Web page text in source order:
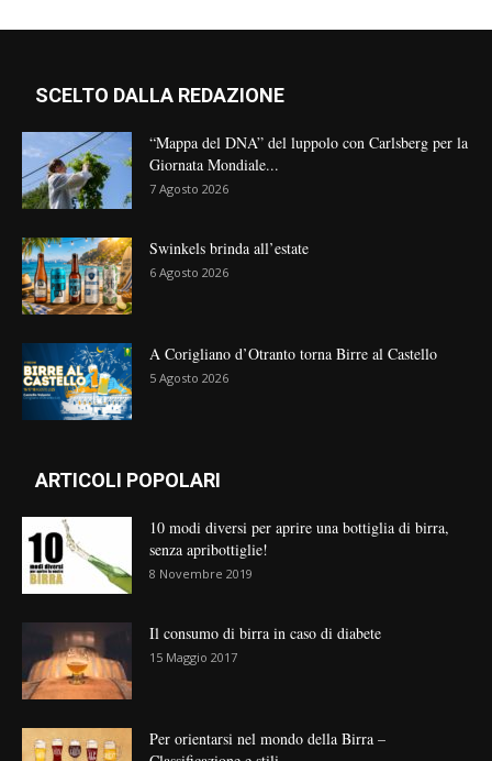
SCELTO DALLA REDAZIONE
“Mappa del DNA” del luppolo con Carlsberg per la
Giornata Mondiale...
7 Agosto 2026
Swinkels brinda all’estate
6 Agosto 2026
A Corigliano d’Otranto torna Birre al Castello
5 Agosto 2026
ARTICOLI POPOLARI
10 modi diversi per aprire una bottiglia di birra,
senza apribottiglie!
8 Novembre 2019
Il consumo di birra in caso di diabete
15 Maggio 2017
Per orientarsi nel mondo della Birra –